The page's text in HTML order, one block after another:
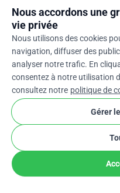
que ces dons restent gratuits.
du curseur ou saisissez un
0%
Entrez un Pourboire
Frarrow_drop_down cookie
Nous accordons une
vie privée
Nous utilisons des cookies
navigation, diffuser des
analyser notre trafic. En
consentez à notre utilisation
consultez notre politique de
Gérer